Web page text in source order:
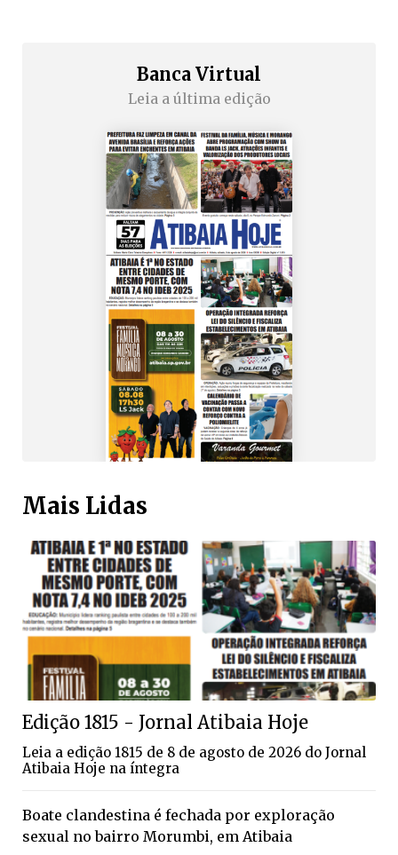
Banca Virtual
Leia a última edição
Mais Lidas
Edição 1815 - Jornal Atibaia Hoje
Leia a edição 1815 de 8 de agosto de 2026 do Jornal
Atibaia Hoje na íntegra
Boate clandestina é fechada por exploração
sexual no bairro Morumbi, em Atibaia